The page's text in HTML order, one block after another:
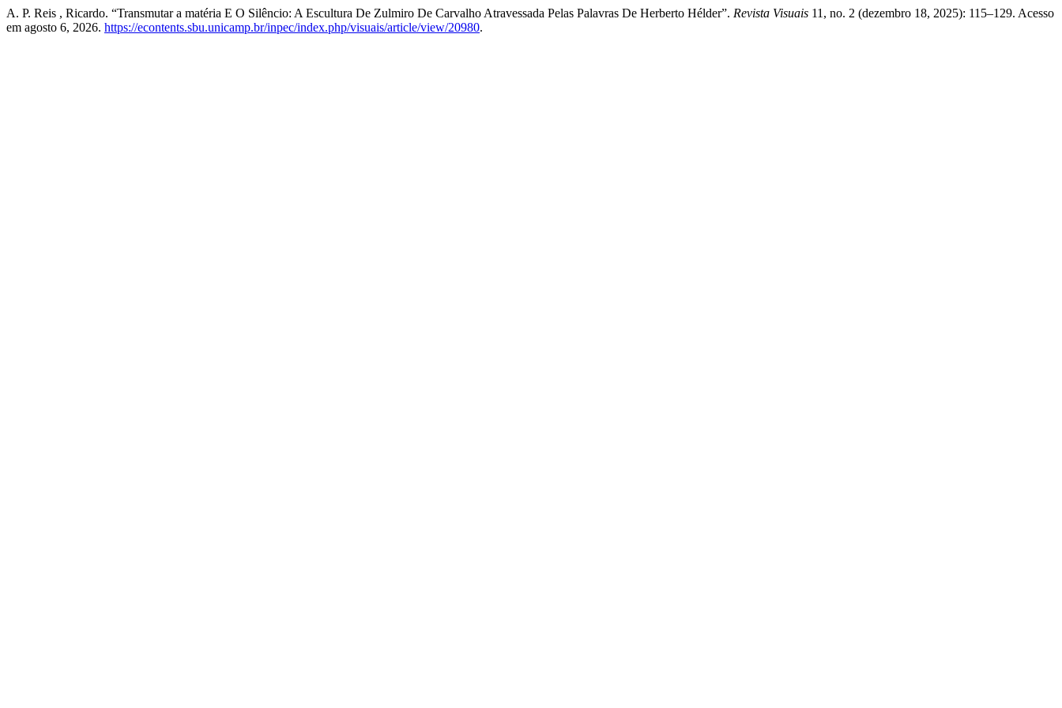
A. P. Reis , Ricardo. “Transmutar a matéria E O Silêncio: A Escultura De Zulmiro De Carvalho Atravessada Pelas Palavras De Herberto Hélder”. Revista Visuais 11, no. 2 (dezembro 18, 2025): 115–129. Acesso
em agosto 6, 2026. https://econtents.sbu.unicamp.br/inpec/index.php/visuais/article/view/20980.